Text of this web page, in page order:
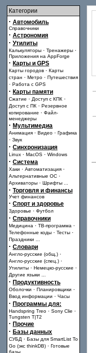
Категории
· Автомобиль
Справочники
· Астрономия
· Утилиты
Калькуляторы · Тренажеры ·
Приложения на AppForge
· Карты и GPS
Карты городов · Карты
стран · Метро · Путешествия
· Работа с GPS
· Карты памяти
Сжатие · Доступ с КПК ·
Доступ с ПК · Резервное
копирование · Файл-
менеджеры
· Мультимедиа
Анимация · Видео · Графика
· Звук
· Синхронизация
Linux · MacOS · Windows
· Система
Хаки · Автоматизация ·
Альтернативные ОС ·
Архиваторы · Шрифты
· Торговля и финансы
Учет финансов
· Спорт и здоровье
Здоровье · Футбол
· Справочники
Медицина · ТВ-программа ·
Телефонные коды · Тесты ·
Праздники
· Словари
Англо-русские (общ.) ·
Англо-русские (спец.) ·
Утилиты · Немецко-русские ·
Другие языки
· Продуктивность
Оболочки · Планировщики ·
Ввод информации · Часы
· Программы для:
Handspring Treo · Sony Clie ·
Tungsten T|T2
· Прочие
· Базы данных
СУБД · Базы для SmartList To
Go (экс thinkDB) · Готовые
базы